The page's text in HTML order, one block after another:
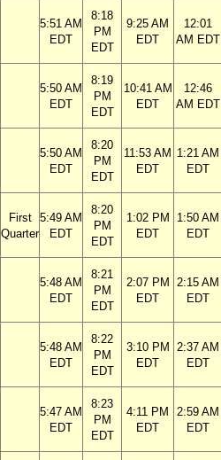
5:51 AM
EDT
8:18
PM
EDT
9:25 AM
EDT
12:01
AM EDT
5:50 AM
EDT
8:19
PM
EDT
10:41 AM
EDT
12:46
AM EDT
5:50 AM
EDT
8:20
PM
EDT
11:53 AM
EDT
1:21 AM
EDT
First
Quarter
5:49 AM
EDT
8:20
PM
EDT
1:02 PM
EDT
1:50 AM
EDT
5:48 AM
EDT
8:21
PM
EDT
2:07 PM
EDT
2:15 AM
EDT
5:48 AM
EDT
8:22
PM
EDT
3:10 PM
EDT
2:37 AM
EDT
5:47 AM
EDT
8:23
PM
EDT
4:11 PM
EDT
2:59 AM
EDT